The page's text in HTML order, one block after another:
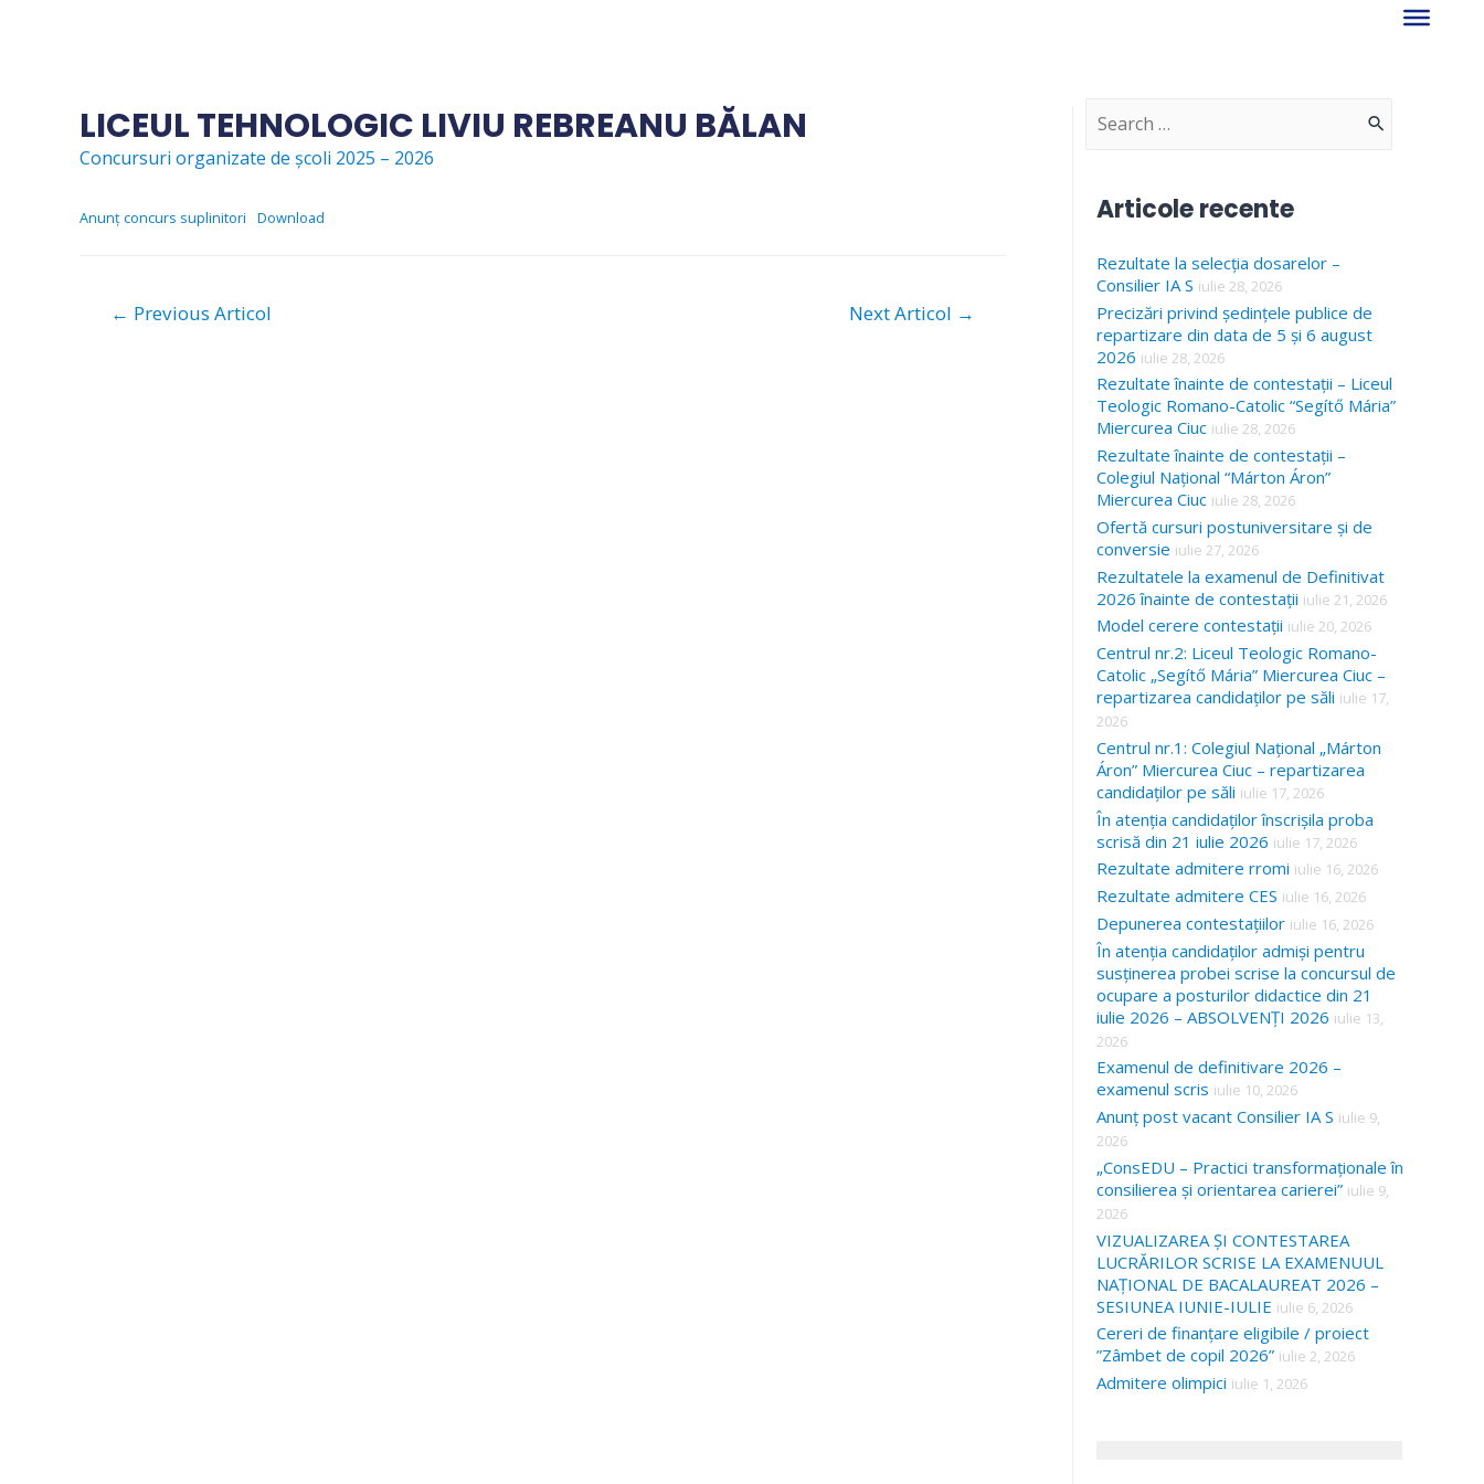
LICEUL TEHNOLOGIC LIVIU REBREANU BĂLAN
Concursuri organizate de școli 2025 – 2026
Anunț concurs suplinitori Download
Navigare
← Previous Articol Next Articol →
S
c
h
f
o
r
:
Articole recente
Rezultate la selecția dosarelor –
Consilier IA S iulie 28, 2026
Precizări privind ședințele publice de
repartizare din data de 5 și 6 august
2026 iulie 28, 2026
Rezultate înainte de contestații – Liceul
Teologic Romano-Catolic “Segítő Mária”
Miercurea Ciuc iulie 28, 2026
Rezultate înainte de contestații –
Colegiul Național “Márton Áron”
Miercurea Ciuc iulie 28, 2026
Ofertă cursuri postuniversitare și de
conversie iulie 27, 2026
Rezultatele la examenul de Definitivat
2026 înainte de contestații iulie 21, 2026
Model cerere contestații iulie 20, 2026
Centrul nr.2: Liceul Teologic Romano-
Catolic „Segítő Mária” Miercurea Ciuc –
repartizarea candidaților pe săli iulie 17,
2026
Centrul nr.1: Colegiul Național „Márton
Áron” Miercurea Ciuc – repartizarea
candidaților pe săli iulie 17, 2026
În atenția candidaților înscrișila proba
scrisă din 21 iulie 2026 iulie 17, 2026
Rezultate admitere rromi iulie 16, 2026
Rezultate admitere CES iulie 16, 2026
Depunerea contestațiilor iulie 16, 2026
În atenția candidaților admiși pentru
susținerea probei scrise la concursul de
ocupare a posturilor didactice din 21
iulie 2026 – ABSOLVENȚI 2026 iulie 13,
2026
Examenul de definitivare 2026 –
examenul scris iulie 10, 2026
Anunț post vacant Consilier IA S iulie 9,
2026
„ConsEDU – Practici transformaționale în
consilierea și orientarea carierei” iulie 9,
2026
VIZUALIZAREA ȘI CONTESTAREA
LUCRĂRILOR SCRISE LA EXAMENUUL
NAȚIONAL DE BACALAUREAT 2026 –
SESIUNEA IUNIE-IULIE iulie 6, 2026
Cereri de finanțare eligibile / proiect
”Zâmbet de copil 2026” iulie 2, 2026
Admitere olimpici iulie 1, 2026